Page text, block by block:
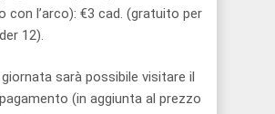
con l’arco): €3 cad. (gratuito per
12).
giornata sarà possibile visitare il
(in aggiunta al prezzo